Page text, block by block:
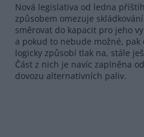
Nová legislativa od ledna
způsobem omezuje
směrovat do kapacit pro jeho
a pokud to nebude možné, pak
logicky způsobí tlak na, stále
Část z nich je navíc zaplněna
dovozu alternativních paliv.